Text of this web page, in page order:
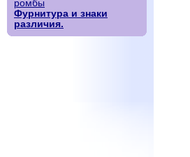
ромбы
Фурнитура и знаки
различия.